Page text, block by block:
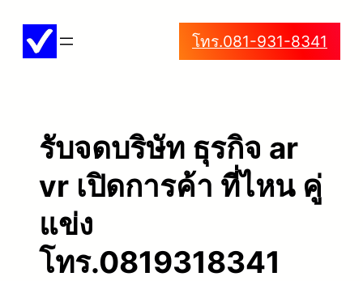
โทร.081-931-8341
รับจดบริษัท ธุรกิจ ar
vr เปิดการค้า ที่ไหน คู่
แข่ง
โทร.0819318341